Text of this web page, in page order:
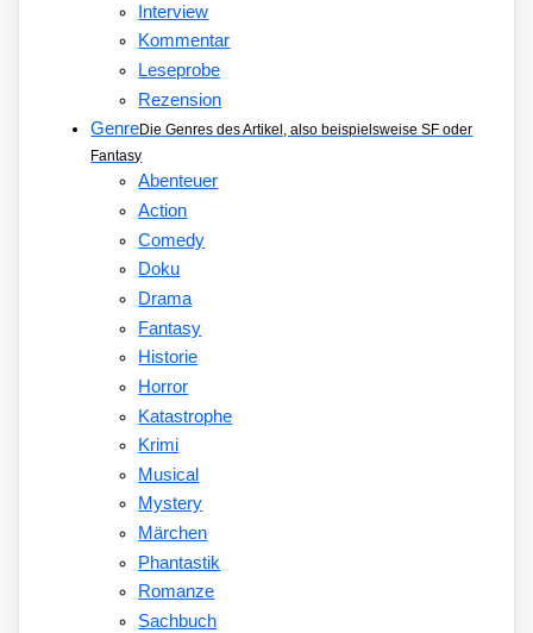
Interview
Kommentar
Leseprobe
Rezension
GenreDie Genres des Artikel, also beispielsweise SF oder
Fantasy
Abenteuer
Action
Comedy
Doku
Drama
Fantasy
Historie
Horror
Katastrophe
Krimi
Musical
Mystery
Märchen
Phantastik
Romanze
Sachbuch